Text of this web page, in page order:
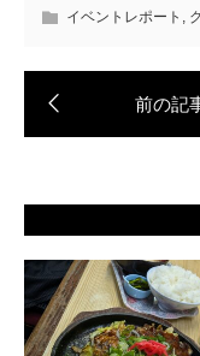
イベントレポート